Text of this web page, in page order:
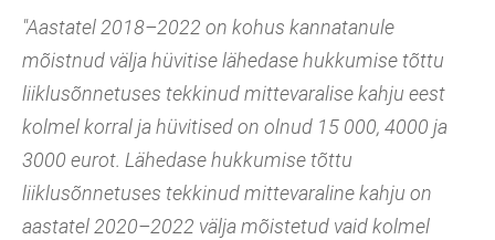
"Aastatel 2018–2022 on kohus kannatanule
mõistnud välja hüvitise lähedase hukkumise tõttu
liiklusõnnetuses tekkinud mittevaralise kahju eest
kolmel korral ja hüvitised on olnud 15 000, 4000 ja
3000 eurot. Lähedase hukkumise tõttu
liiklusõnnetuses tekkinud mittevaraline kahju on
aastatel 2020–2022 välja mõistetud vaid kolmel